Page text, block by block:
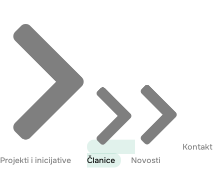
Projekti i inicijative Članice Novosti
Kontakt